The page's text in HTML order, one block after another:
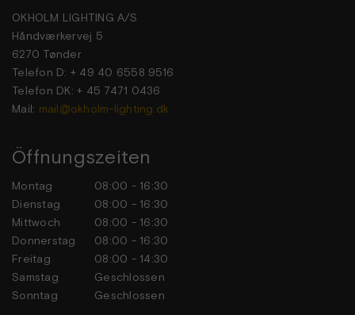
OKHOLM LIGHTING A/S
Håndværkervej 5
6270 Tønder
Telefon D: + 49 40 6558 9516
Telefon DK: + 45 7471 0436
Mail: mail@okholm-lighting.dk
Öffnungszeiten
Montag
08:00 - 16:30
Dienstag
08:00 - 16:30
Mittwoch
08:00 - 16:30
Donnerstag
08:00 - 16:30
Freitag
08:00 - 14:30
Samstag
Geschlossen
Sonntag
Geschlossen